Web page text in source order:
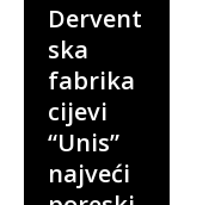
Dervent
ska
fabrika
cijevi
“Unis”
najveći